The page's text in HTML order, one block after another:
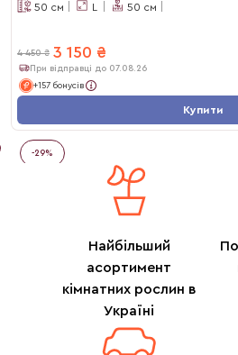
50 см L 50 см
4 450 ₴ 3 150 ₴
При відправці до 07.08.26
+157 бонусів
Купити
-29%
Найбільший
асортимент
кімнатних рослин в
Україні